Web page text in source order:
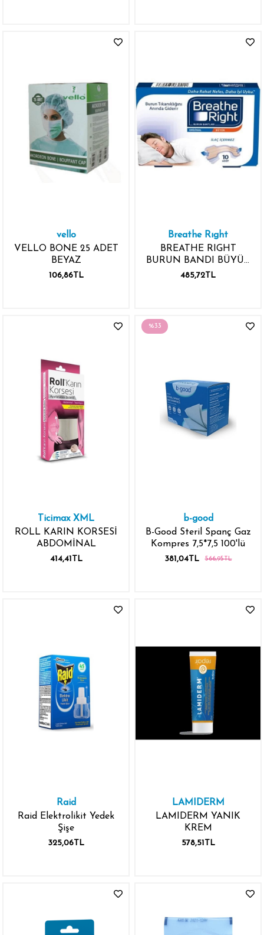
vello
VELLO BONE 25 ADET
BEYAZ
106,86TL
Breathe Rıght
BREATHE RIGHT
BURUN BANDI BÜYÜK
10 ADET
485,72TL
Ticimax XML
ROLL KARIN KORSESİ
ABDOMİNAL
414,41TL
b-good
B-Good Steril Spanç Gaz
Kompres 7,5*7,5 100'lü
381,04TL 566,95TL
%33
Raid
Raid Elektrolikit Yedek
Şişe
325,06TL
LAMIDERM
LAMIDERM YANIK
KREM
578,51TL